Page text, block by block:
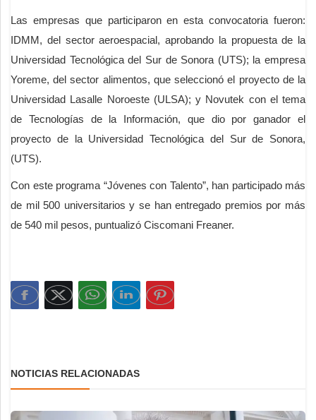
Las empresas que participaron en esta convocatoria fueron:
IDMM, del sector aeroespacial, aprobando la propuesta de la
Universidad Tecnológica del Sur de Sonora (UTS); la empresa
Yoreme, del sector alimentos, que seleccionó el proyecto de la
Universidad Lasalle Noroeste (ULSA); y Novutek con el tema
de Tecnologías de la Información, que dio por ganador el
proyecto de la Universidad Tecnológica del Sur de Sonora,
(UTS).
Con este programa “Jóvenes con Talento”, han participado más
de mil 500 universitarios y se han entregado premios por más
de 540 mil pesos, puntualizó Ciscomani Freaner.
NOTICIAS RELACIONADAS